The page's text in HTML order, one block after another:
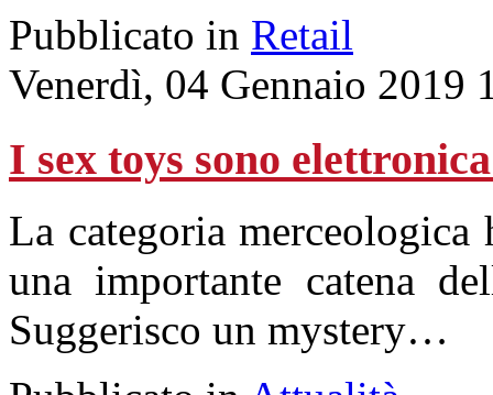
Pubblicato in Retail
Venerdì, 04 Gennaio 2019
I sex toys sono
La categoria
una importante catena
Suggerisco un mystery…